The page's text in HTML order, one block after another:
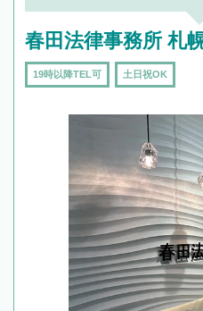
春田法律事務所 札
19時以降TEL可 土日祝OK